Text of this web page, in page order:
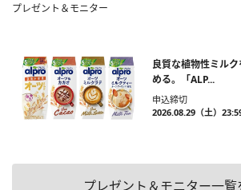
プレゼント＆モニター
良質な植物性ミル
める。「ALP...
申込締切
2026.08.29（土）
プレゼント＆モニター一覧